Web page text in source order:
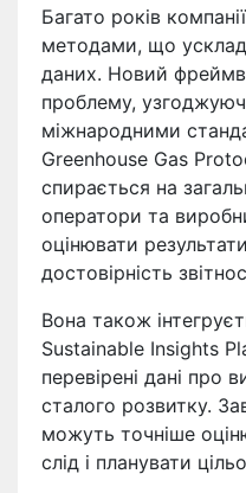
Багато років
методами, що
даних. Новий
проблему,
міжнародними
Greenhouse Gas
спирається на
оператори та
оцінювати
достовірність
Вона також
Sustainable Insights
перевірені дані про
сталого розвитку.
можуть точніше
слід і планувати